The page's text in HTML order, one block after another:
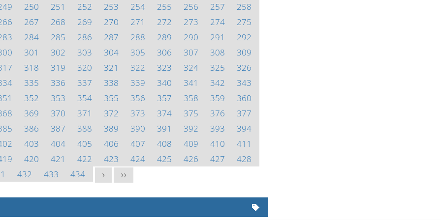
250 251 252 253 254 255 256 257
258
267 268 269 270 271 272 273 274
275
284 285 286 287 288 289 290 291
292
301 302 303 304 305 306 307 308
309
318 319 320 321 322 323 324 325
326
335 336 337 338 339 340 341 342
343
352 353 354 355 356 357 358 359
360
369 370 371 372 373 374 375 376
377
386 387 388 389 390 391 392 393
394
403 404 405 406 407 408 409 410
411
420 421 422 423 424 425 426 427
428
432 433 434 > >>